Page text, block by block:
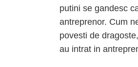
putini se gandesc
antreprenor. Cum
povesti de
au intrat in